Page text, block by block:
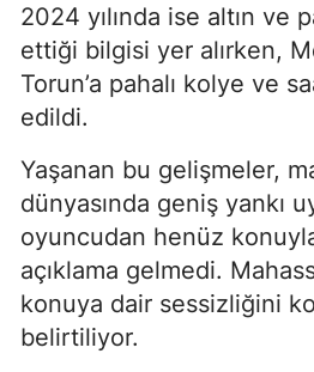
2024 yılında ise altın ve
ettiği bilgisi yer alırken,
Torun’a pahalı kolye ve
edildi.
Yaşanan bu gelişmeler,
dünyasında geniş yankı
oyuncudan henüz
açıklama gelmedi.
konuya dair sessizliğini
belirtiliyor.